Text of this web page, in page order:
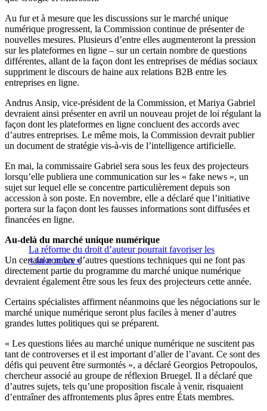
Au fur et à mesure que les discussions sur le marché unique
numérique progressent, la Commission continue de présenter de
nouvelles mesures. Plusieurs d’entre elles augmenteront la pression
sur les plateformes en ligne – sur un certain nombre de questions
différentes, allant de la façon dont les entreprises de médias sociaux
suppriment le discours de haine aux relations B2B entre les
entreprises en ligne.
Andrus Ansip, vice-président de la Commission, et Mariya Gabriel
devraient ainsi présenter en avril un nouveau projet de loi régulant la
façon dont les plateformes en ligne concluent des accords avec
d’autres entreprises. Le même mois, la Commission devrait publier
un document de stratégie vis-à-vis de l’intelligence artificielle.
En mai, la commissaire Gabriel sera sous les feux des projecteurs
lorsqu’elle publiera une communication sur les « fake news », un
sujet sur lequel elle se concentre particulièrement depuis son
accession à son poste. En novembre, elle a déclaré que l’initiative
portera sur la façon dont les fausses informations sont diffusées et
financées en ligne.
La réforme du droit d’auteur pourrait favoriser les
« fake news »
Au-delà du marché unique numérique
Un certain nombre d’autres questions techniques qui ne font pas
directement partie du programme du marché unique numérique
devraient également être sous les feux des projecteurs cette année.
Certains spécialistes affirment néanmoins que les négociations sur le
marché unique numérique seront plus faciles à mener d’autres
grandes luttes politiques qui se préparent.
« Les questions liées au marché unique numérique ne suscitent pas
tant de controverses et il est important d’aller de l’avant. Ce sont des
défis qui peuvent être surmontés », a déclaré Georgios Petropoulos,
chercheur associé au groupe de réflexion Bruegel. Il a déclaré que
d’autres sujets, tels qu’une proposition fiscale à venir, risquaient
d’entraîner des affrontements plus âpres entre États membres.